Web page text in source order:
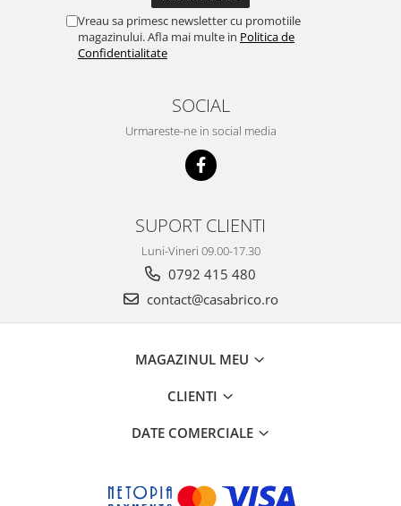
Aspiratoare
Masini de taiat si stantat
Masini de amestecat
Capsatoare electrice
Lanterne acumulator
Utilaje pentru constructii
Cilindri vibrocompactori
Vibratoare beton
Vreau sa primesc newsletter cu promotiile
magazinului. Afla mai multe in Politica de
Confidentialitate
SOCIAL
Urmareste-ne in social media
SUPORT CLIENTI
Luni-Vineri 09.00-17.30
0792 415 480
contact@casabrico.ro
MAGAZINUL MEU
CLIENTI
DATE COMERCIALE